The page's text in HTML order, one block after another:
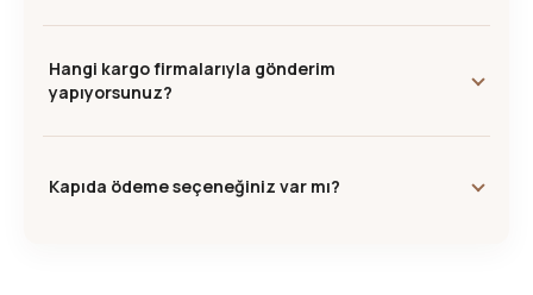
Hangi kargo firmalarıyla gönderim
yapıyorsunuz?
Kapıda ödeme seçeneğiniz var mı?